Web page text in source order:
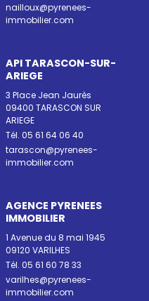
nailloux@pyrenees-
immobilier.com
API TARASCON-SUR-
ARIEGE
3 Place Jean Jaurès
09400 TARASCON SUR
ARIEGE
Tél. 05 61 64 06 40
tarascon@pyrenees-
immobilier.com
AGENCE PYRENEES
IMMOBILIER
1 Avenue du 8 mai 1945
09120 VARILHES
Tél. 05 61 60 78 33
varilhes@pyrenees-
immobilier.com